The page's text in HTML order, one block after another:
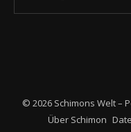
© 2026 Schimons Welt –
Über Schimon